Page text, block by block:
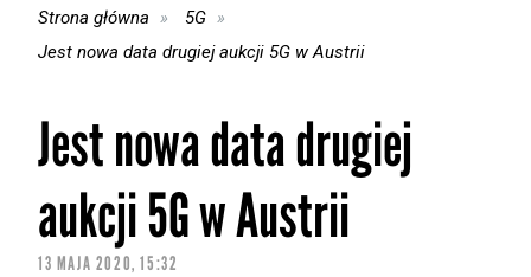
Strona główna
5G
Jest nowa data drugiej aukcji 5G w Austrii
Jest nowa data drugiej
aukcji 5G w Austrii
13 MAJA 2020, 15:32